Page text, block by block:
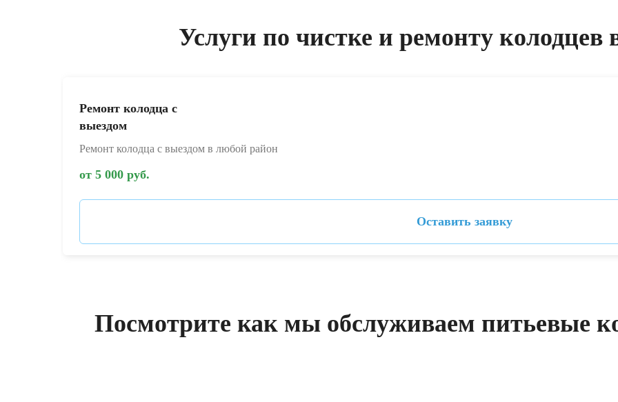
Услуги по чистке и ремонту колодцев
Ремонт колодца с
выездом
Ремонт колодца с выездом в любой район
от 5 000 руб.
Оставить заявку
Посмотрите как мы обслуживаем питьевые